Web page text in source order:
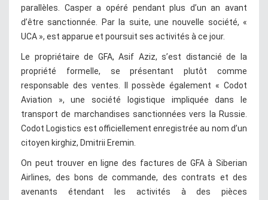
parallèles. Casper a opéré pendant plus d’un an avant
d’être sanctionnée. Par la suite, une nouvelle société, «
UCA », est apparue et poursuit ses activités à ce jour.
Le propriétaire de GFA, Asif Aziz, s’est distancié de la
propriété formelle, se présentant plutôt comme
responsable des ventes. Il possède également « Codot
Aviation », une société logistique impliquée dans le
transport de marchandises sanctionnées vers la Russie.
Codot Logistics est officiellement enregistrée au nom d’un
citoyen kirghiz, Dmitrii Eremin.
On peut trouver en ligne des factures de GFA à Siberian
Airlines, des bons de commande, des contrats et des
avenants étendant les activités à des pièces